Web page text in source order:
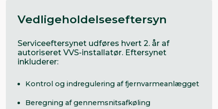
Vedligeholdelseseftersyn
Serviceeftersynet udføres hvert 2. år af
autoriseret VVS-installatør. Eftersynet
inkluderer:
Kontrol og indregulering af fjernvarmeanlægget
Beregning af gennemsnitsafkøling